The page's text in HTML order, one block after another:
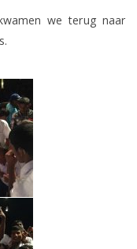
we terug naar